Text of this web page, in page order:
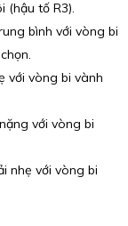
(hậu tố R3).
bình với vòng bi
với vòng bi vành
với vòng bi
nhẹ với vòng bi